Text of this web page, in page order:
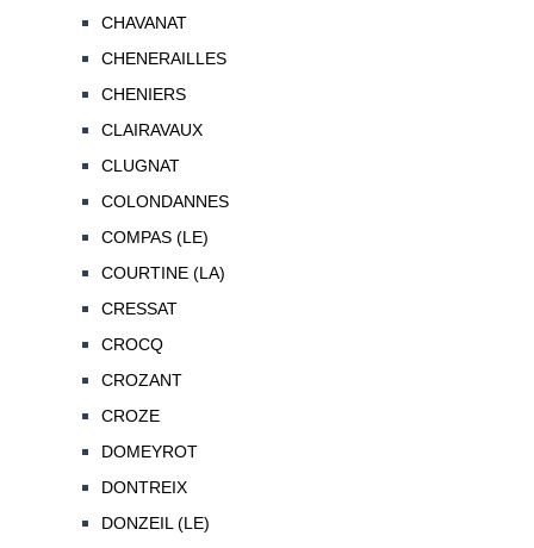
CHAVANAT
CHENERAILLES
CHENIERS
CLAIRAVAUX
CLUGNAT
COLONDANNES
COMPAS (LE)
COURTINE (LA)
CRESSAT
CROCQ
CROZANT
CROZE
DOMEYROT
DONTREIX
DONZEIL (LE)